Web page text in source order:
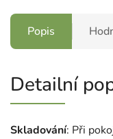
Popis
Detailní
Skladování: Při